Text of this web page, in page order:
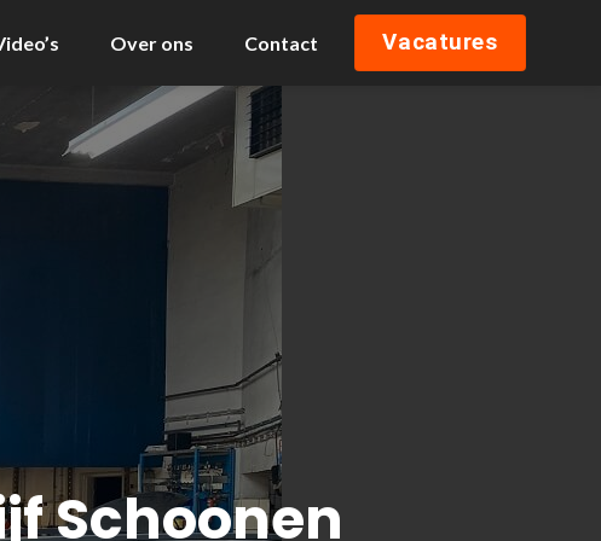
Over ons Contact Vacatures
Schoonen